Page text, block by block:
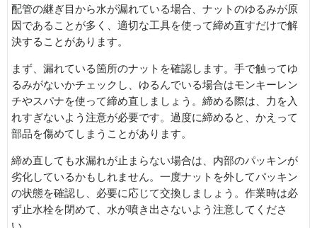
配管の継ぎ目から水が漏れている場合、ナットのゆるみが原
因であることが多く、適切な工具を使って締め直すだけで解
決することがあります。
まず、漏れている箇所のナットを確認します。手で触ってゆ
るみがないかチェックし、ゆるんでいる場合はモンキーレン
チやスパナを使って締め直しましょう。締める際は、力を入
れすぎないよう注意が必要です。過度に締めると、かえって
部品を傷めてしまうことがあります。
締め直しても水漏れが止まらない場合は、内部のパッキンが
劣化しているかもしれません。一度ナットを外してパッキン
の状態を確認し、必要に応じて交換しましょう。作業時は必
ず止水栓を閉めて、水が噴き出さないよう注意してくださ
い。